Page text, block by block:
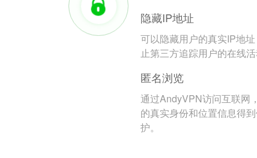
隐藏IP地址
可以隐藏用户的真实IP地
止第三方追踪用户的在线活
匿名浏览
通过AndyVPN访问互联网
的真实身份和位置信息得
护。